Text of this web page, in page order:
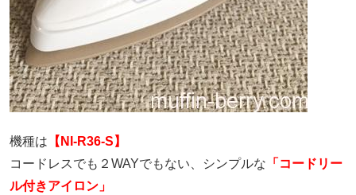
機種は 【NI-R36-S】
コードレスでも２WAYでもない、シンプルな 「コードリー
ル付きアイロン」